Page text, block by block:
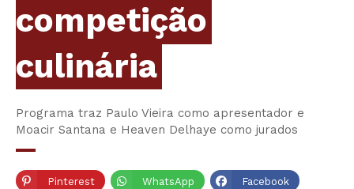
competição
culinária
Programa traz Paulo Vieira como apresentador e
Moacir Santana e Heaven Delhaye como jurados
Pinterest WhatsApp Facebook